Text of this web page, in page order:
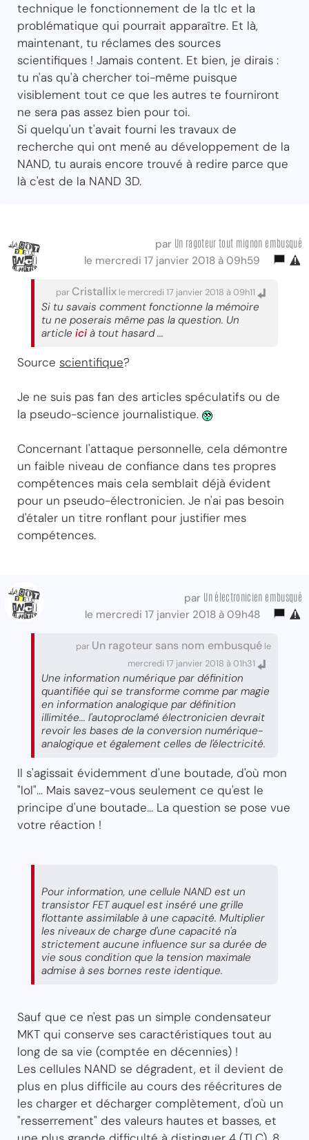
technique le fonctionnement de la tlc et la
problématique qui pourrait apparaître. Et là,
maintenant, tu réclames des sources
scientifiques ! Jamais content. Et bien, je dirais :
tu n'as qu'à chercher toi-même puisque
visiblement tout ce que les autres te fourniront
ne sera pas assez bien pour toi.
Si quelqu'un t'avait fourni les travaux de
recherche qui ont mené au développement de la
NAND, tu aurais encore trouvé à redire parce que
là c'est de la NAND 3D.
par Un ragoteur tout mignon embusqué
le mercredi 17 janvier 2018 à 09h59
par Cristallix le mercredi 17 janvier 2018 à 09h11
Si tu savais comment fonctionne la mémoire
tu ne poserais même pas la question. Un
article ici à tout hasard ...
Source scientifique?
Je ne suis pas fan des articles spéculatifs ou de
la pseudo-science journalistique.
Concernant l'attaque personnelle, cela démontre
un faible niveau de confiance dans tes propres
compétences mais cela semblait déjà évident
pour un pseudo-électronicien. Je n'ai pas besoin
d'étaler un titre ronflant pour justifier mes
compétences.
par Un électronicien embusqué
le mercredi 17 janvier 2018 à 09h48
par Un ragoteur sans nom embusqué le
mercredi 17 janvier 2018 à 01h31
Une information numérique par définition
quantifiée qui se transforme comme par magie
en information analogique par définition
illimitée... l'autoproclamé électronicien devrait
revoir les bases de la conversion numérique-
analogique et également celles de l'électricité.
Il s'agissait évidemment d'une boutade, d'où mon
"lol"... Mais savez-vous seulement ce qu'est le
principe d'une boutade... La question se pose vue
votre réaction !
Pour information, une cellule NAND est un
transistor FET auquel est inséré une grille
flottante assimilable à une capacité. Multiplier
les niveaux de charge d'une capacité n'a
strictement aucune influence sur sa durée de
vie sous condition que la tension maximale
admise à ses bornes reste identique.
Sauf que ce n'est pas un simple condensateur
MKT qui conserve ses caractéristiques tout au
long de sa vie (comptée en décennies) !
Les cellules NAND se dégradent, et il devient de
plus en plus difficile au cours des réécritures de
les charger et décharger complètement, d'où un
"resserrement" des valeurs hautes et basses, et